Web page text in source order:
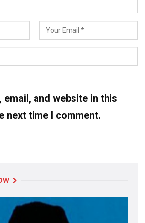
email, and website in this
next time I comment.